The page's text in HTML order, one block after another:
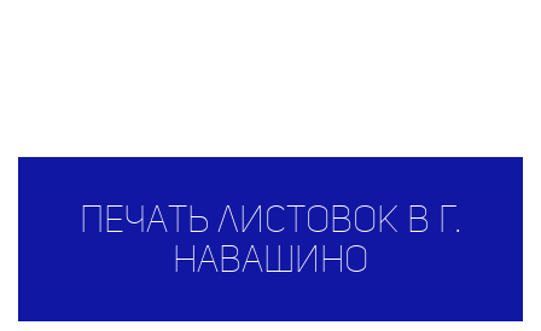
Печать листовок в г.
Навашино